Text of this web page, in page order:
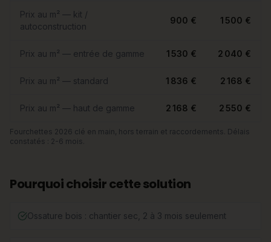
Prix au m² — kit /
autoconstruction
900 € 1 500 €
Prix au m² — entrée de gamme 1 530 € 2 040 €
Prix au m² — standard 1 836 € 2 168 €
Prix au m² — haut de gamme 2 168 € 2 550 €
Fourchettes 2026 clé en main, hors terrain et raccordements. Délais
constatés : 2-6 mois.
Pourquoi choisir cette solution
Ossature bois : chantier sec, 2 à 3 mois seulement